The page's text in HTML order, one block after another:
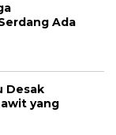
Ada
Desak
yang